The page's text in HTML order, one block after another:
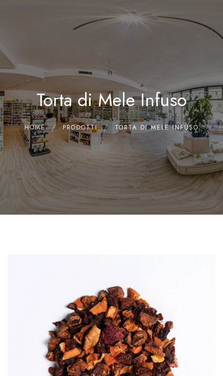
Home
Chi siamo
Il Laboratorio
Shop
Olii Essenziali
Contatti
Torta di Mele Infuso
HOME PRODOTTI TORTA DI MELE INFUSO